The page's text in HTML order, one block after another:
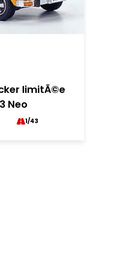
limitÃ©e
Neo
1/43